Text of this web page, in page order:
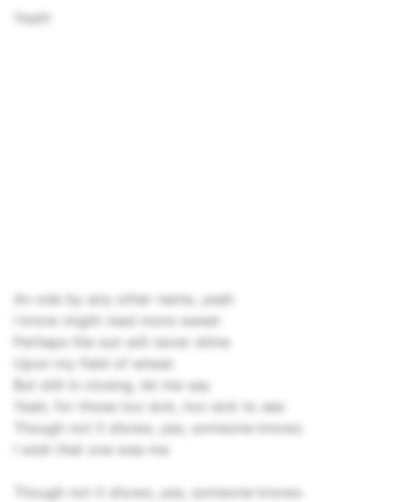
Yeah!
An ode by any other name, yeah
I know might read more sweet
Perhaps the sun will never shine
Upon my field of wheat
But still in closing, let me say
Yeah, for those too sick, too sick to see
Though not it shows, yes, someone knows
I wish that one was me
Though not it shows, yes, someone knows